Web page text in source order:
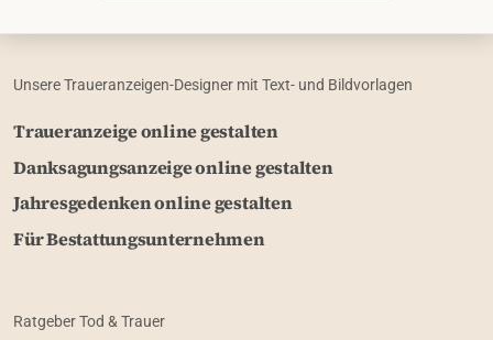
Unsere Traueranzeigen-Designer mit Text- und Bildvorlagen
Traueranzeige online gestalten
Danksagungsanzeige online gestalten
Jahresgedenken online gestalten
Für Bestattungsunternehmen
Ratgeber Tod & Trauer